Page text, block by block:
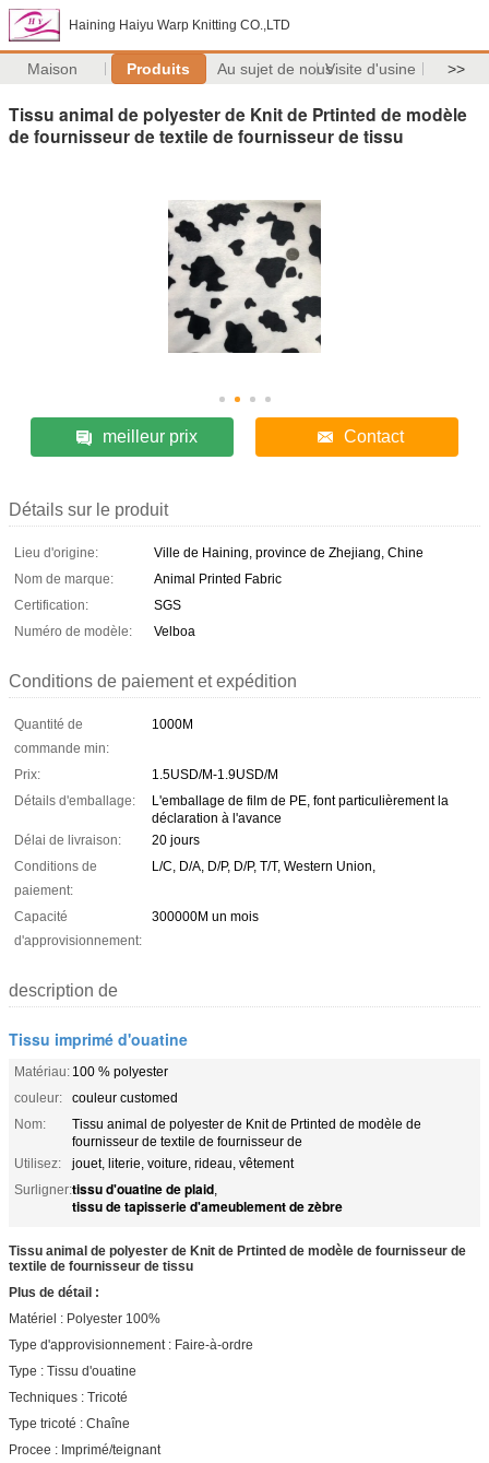
Haining Haiyu Warp Knitting CO.,LTD
Maison Produits Au sujet de nousVisite d'usine >>
Tissu animal de polyester de Knit de Prtinted de modèle
de fournisseur de textile de fournisseur de tissu
meilleur prix Contact
Détails sur le produit
Lieu d'origine:
Ville de Haining, province de Zhejiang, Chine
Nom de marque:
Animal Printed Fabric
Certification:
SGS
Numéro de modèle:
Velboa
Conditions de paiement et expédition
Quantité de
commande min:
1000M
Prix:
1.5USD/M-1.9USD/M
Détails d'emballage:
L'emballage de film de PE, font particulièrement la
déclaration à l'avance
Délai de livraison:
20 jours
Conditions de
paiement:
L/C, D/A, D/P, D/P, T/T, Western Union,
Capacité
d'approvisionnement:
300000M un mois
description de
Tissu imprimé d'ouatine
Matériau: 100 % polyester
couleur:
couleur customed
Nom:
Tissu animal de polyester de Knit de Prtinted de modèle de
fournisseur de textile de fournisseur de
Utilisez:
jouet, literie, voiture, rideau, vêtement
Surligner:tissu d'ouatine de plaid,
tissu de tapisserie d'ameublement de zèbre
Tissu animal de polyester de Knit de Prtinted de modèle de fournisseur de
textile de fournisseur de tissu
Plus de détail :
Matériel : Polyester 100%
Type d'approvisionnement : Faire-à-ordre
Type : Tissu d'ouatine
Techniques : Tricoté
Type tricoté : Chaîne
Procee : Imprimé/teignant